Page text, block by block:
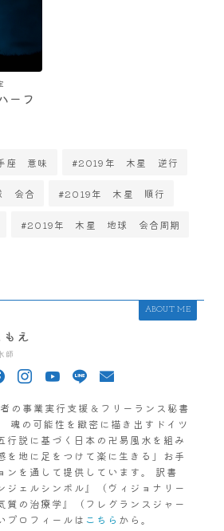
ーフ
座 意味 #2019年 木星 逆行
会合 #2019年 木星 順行
#2019年 木星 地球 会合周期
ABOUT ME
え
師
の事業実行支援＆フリーランス秘書
魂の可能性を緻密に描き出すドイツ
行説に基づく日本の卍易風水を組み
を地に足をつけて楽に生きる」お手
ンを通して提供しています。 訳書
ジェルシンボル』（ヴィジョナリー
質の治療学』（フレグランスジャー
プロフィールは こちら から。